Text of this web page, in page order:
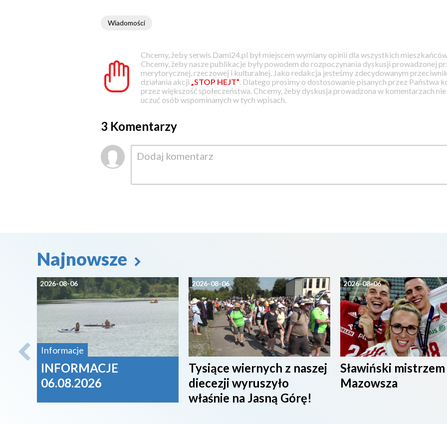
Wiadomości
Chcemy, żeby serwis Dami24.pl był miejscem wymiany opinii dla wszystkich
Chcemy, żeby nasze publikacje były powodem do rozpoczynania dyskusji prowadzonej
merytorycznej, rzeczowej i kulturalnej. Jako redakcja jesteśmy zdecydowanym
działania akcji „STOP HEJT” . Dlatego prosimy o dostosowanie pisanych przez Państwa
przez większość społeczeństwa. Chcemy, żeby dyskusja prowadzona w komentarzach
uczuć osób wspominanych w tych wpisach.
3 Komentarzy
Najnowsze
2026-08-06
Informacje
INFORMACJE
06.08.2026
2026-08-06
Tysiące wiernych z naszej
diecezji wyruszyło
właśnie na Jasną Górę!
2026-08-06
Sławiński mistrzem
Mazowsza